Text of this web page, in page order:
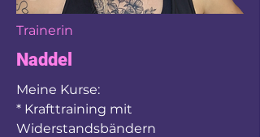
Trainerin
Naddel
Meine Kurse:
* Krafttraining mit
Widerstandsbändern